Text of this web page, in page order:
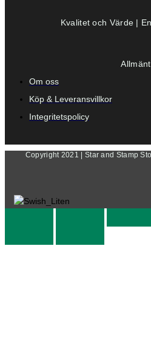
Kvalitet och Värde |
Allmänt
Om oss
Köp & Leveransvillkor
Integritetspolicy
Copyright 2021 | Star and Stamp